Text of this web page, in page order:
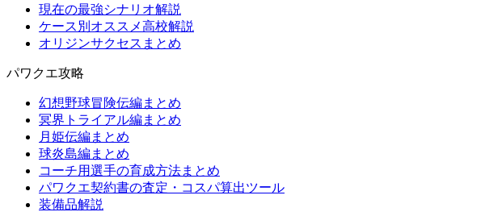
現在の最強シナリオ解説
ケース別オススメ高校解説
オリジンサクセスまとめ
パワクエ攻略
幻想野球冒険伝編まとめ
冥界トライアル編まとめ
月姫伝編まとめ
球炎島編まとめ
コーチ用選手の育成方法まとめ
パワクエ契約書の査定・コスパ算出ツール
装備品解説